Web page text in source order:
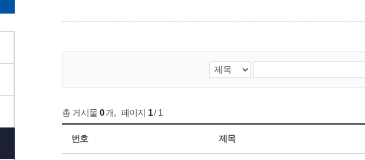
총 게시물 0개, 페이지 1/ 1
번호 제목